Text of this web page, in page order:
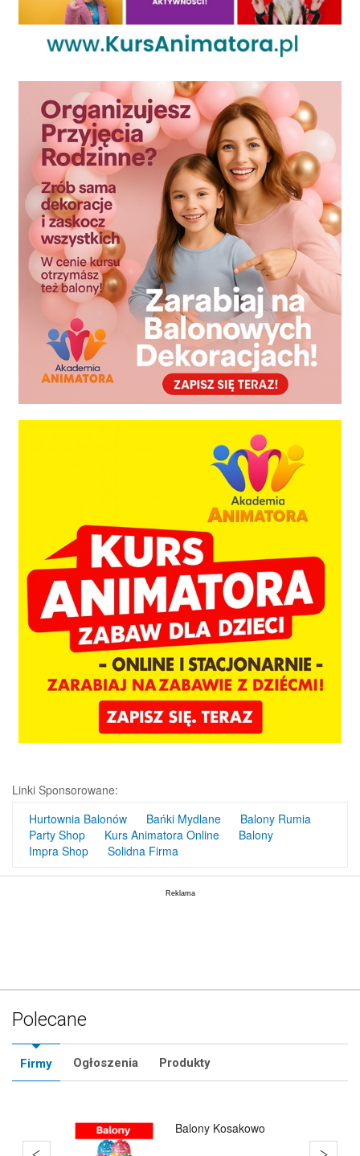
Linki Sponsorowane:
Hurtownia Balonów
Bańki Mydlane
Balony Rumia
Party Shop
Kurs Animatora Online
Balony
Impra Shop
Solidna Firma
Polecane
Firmy Ogłoszenia Produkty
Hurtownia Animatora